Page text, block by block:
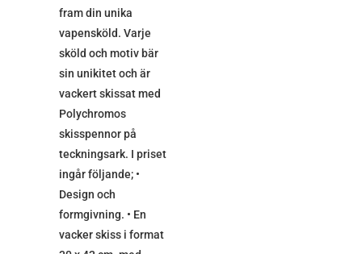
fram din unika
vapensköld. Varje
sköld och motiv bär
sin unikitet och är
vackert skissat med
Polychromos
skisspennor på
teckningsark. I priset
ingår följande; •
Design och
formgivning. • En
vacker skiss i format